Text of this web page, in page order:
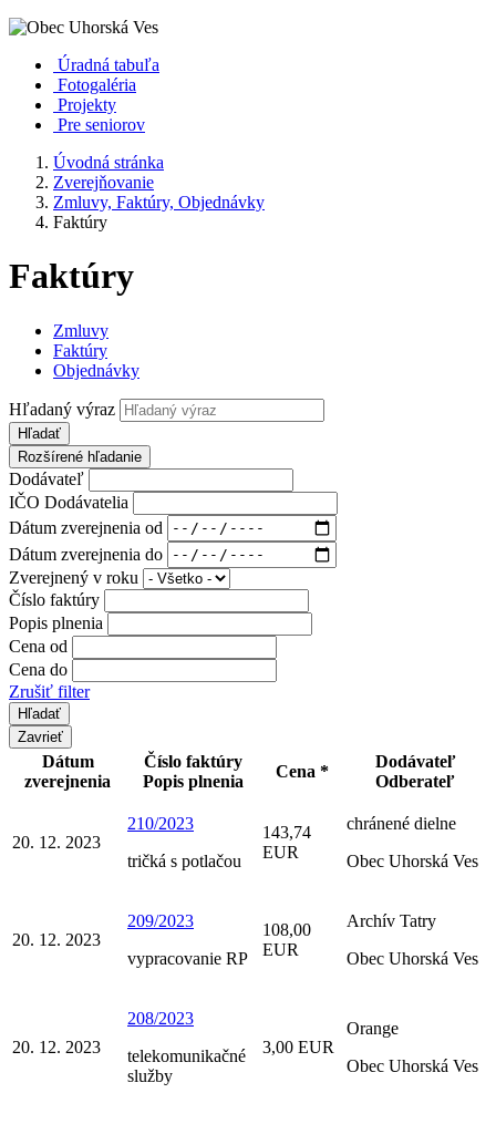
Úradná tabuľa
Fotogaléria
Projekty
Pre seniorov
Úvodná stránka
Zverejňovanie
Zmluvy, Faktúry, Objednávky
Faktúry
Faktúry
Zmluvy
Faktúry
Objednávky
Hľadaný výraz
Hľadať
Rozšírené hľadanie
Dodávateľ
IČO Dodávatelia
Dátum zverejnenia od
Dátum zverejnenia do
Zverejnený v roku
Číslo faktúry
Popis plnenia
Cena od
Cena do
Zrušiť filter
Zavrieť
Dátum
zverejnenia
Číslo faktúry
Popis plnenia
Cena *
Dodávateľ
Odberateľ
20. 12. 2023
210/2023
tričká s potlačou
143,74
EUR
chránené dielne
Obec Uhorská Ves
20. 12. 2023
209/2023
vypracovanie RP
108,00
EUR
Archív Tatry
Obec Uhorská Ves
20. 12. 2023
208/2023
telekomunikačné
služby
3,00 EUR
Orange
Obec Uhorská Ves